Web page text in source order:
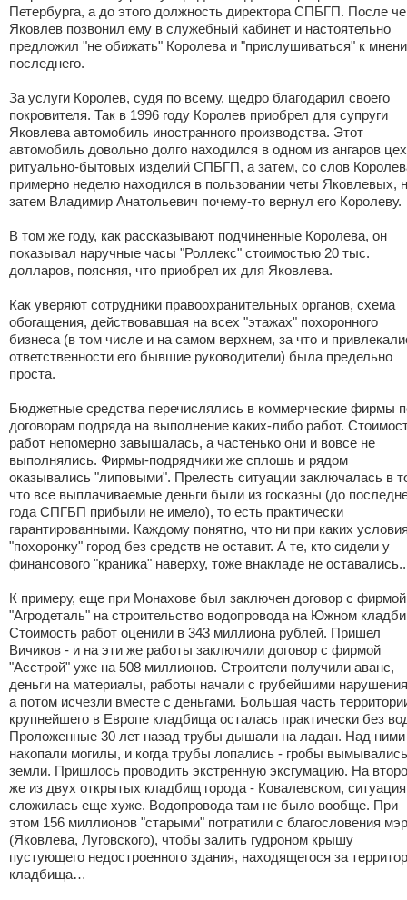
Петербурга, а до этого должность директора СПБГП. После
Яковлев позвонил ему в служебный кабинет и настоятельно
предложил "не обижать" Королева и "прислушиваться" к
последнего.
За услуги Королев, судя по всему, щедро благодарил своего
покровителя. Так в 1996 году Королев приобрел для супруги
Яковлева автомобиль иностранного производства. Этот
автомобиль довольно долго находился в одном из ангаров
ритуально-бытовых изделий СПБГП, а затем, со слов
примерно неделю находился в пользовании четы Яковлевых,
затем Владимир Анатольевич почему-то вернул его Королеву.
В том же году, как рассказывают подчиненные Королева, он
показывал наручные часы "Роллекс" стоимостью 20 тыс.
долларов, поясняя, что приобрел их для Яковлева.
Как уверяют сотрудники правоохранительных органов, схема
обогащения, действовавшая на всех "этажах" похоронного
бизнеса (в том числе и на самом верхнем, за что и
ответственности его бывшие руководители) была предельно
проста.
Бюджетные средства перечислялись в коммерческие фирмы
договорам подряда на выполнение каких-либо работ.
работ непомерно завышалась, а частенько они и вовсе не
выполнялись. Фирмы-подрядчики же сплошь и рядом
оказывались "липовыми". Прелесть ситуации заключалась в
что все выплачиваемые деньги были из госказны (до
года СПГБП прибыли не имело), то есть практически
гарантированными. Каждому понятно, что ни при каких
"похоронку" город без средств не оставит. А те, кто сидели у
финансового "краника" наверху, тоже внакладе не
К примеру, еще при Монахове был заключен договор с фирмой
"Агродеталь" на строительство водопровода на Южном
Стоимость работ оценили в 343 миллиона рублей. Пришел
Вичиков - и на эти же работы заключили договор с фирмой
"Асстрой" уже на 508 миллионов. Строители получили аванс,
деньги на материалы, работы начали с грубейшими
а потом исчезли вместе с деньгами. Большая часть
крупнейшего в Европе кладбища осталась практически без
Проложенные 30 лет назад трубы дышали на ладан. Над ними
накопали могилы, и когда трубы лопались - гробы
земли. Пришлось проводить экстренную эксгумацию. На
же из двух открытых кладбищ города - Ковалевском, ситуация
сложилась еще хуже. Водопровода там не было вообще. При
этом 156 миллионов "старыми" потратили с благословения
(Яковлева, Луговского), чтобы залить гудроном крышу
пустующего недостроенного здания, находящегося за
кладбища…